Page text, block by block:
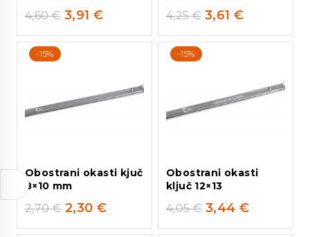
4,60€ 3,91 € 4,25€ 3,61 €
-15%
Obostrani okasti kjuč
8×10 mm
2,70€ 2,30 €
-15%
Obostrani okasti
ključ 12×13
4,05€ 3,44 €